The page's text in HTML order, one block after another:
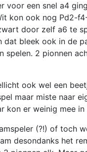
voor een snel a4
kon ook nog Pd2-
door zelf a6 te
bleek ook in de
spelen. 2 pionnen
ook wel een
maar miste naar
kon er weinig mee in
(?!) of toch
desondanks het